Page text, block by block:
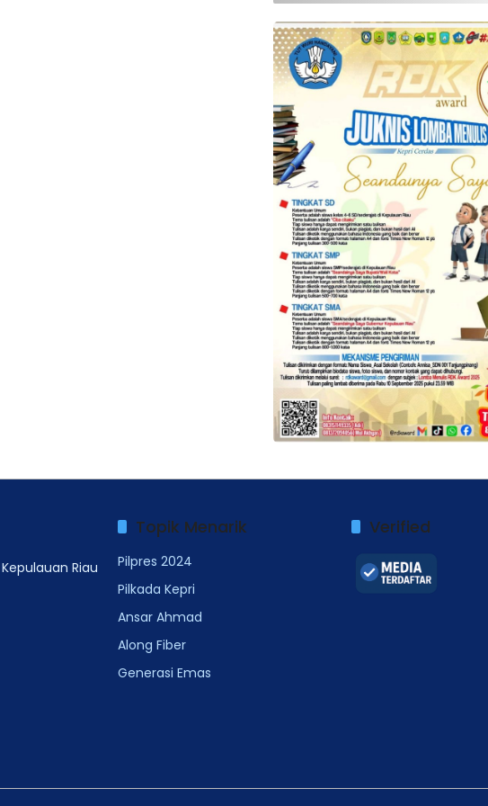
Riau
Topik Menarik
Pilpres 2024
Pilkada Kepri
Ansar Ahmad
Along Fiber
Generasi Emas
Verified